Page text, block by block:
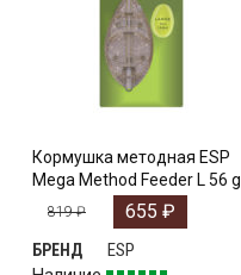
Кормушка методная ESP
Mega Method Feeder L 56 g
819₽ 655 ₽
БРЕНД
ESP